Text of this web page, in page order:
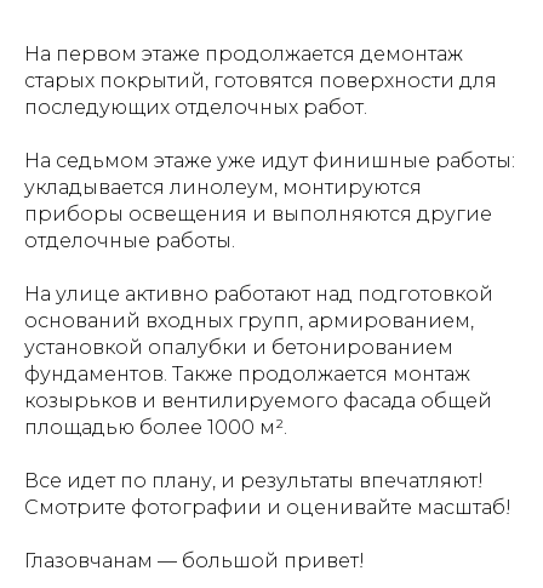
На первом этаже продолжается демонтаж
старых покрытий, готовятся поверхности для
последующих отделочных работ.
На седьмом этаже уже идут финишные работы:
укладывается линолеум, монтируются
приборы освещения и выполняются другие
отделочные работы.
На улице активно работают над подготовкой
оснований входных групп, армированием,
установкой опалубки и бетонированием
фундаментов. Также продолжается монтаж
козырьков и вентилируемого фасада общей
площадью более 1000 м².
Все идет по плану, и результаты впечатляют!
Смотрите фотографии и оценивайте масштаб!
Глазовчанам — большой привет!